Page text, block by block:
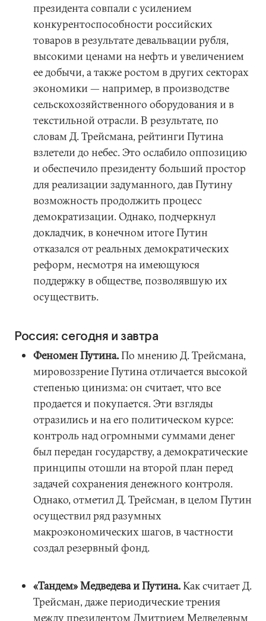
президента совпали с усилением
конкурентоспособности российских
товаров в результате девальвации рубля,
высокими ценами на нефть и увеличением
ее добычи, а также ростом в других секторах
экономики — например, в производстве
сельскохозяйственного оборудования и в
текстильной отрасли. В результате, по
словам Д. Трейсмана, рейтинги Путина
взлетели до небес. Это ослабило оппозицию
и обеспечило президенту больший простор
для реализации задуманного, дав Путину
возможность продолжить процесс
демократизации. Однако, подчеркнул
докладчик, в конечном итоге Путин
отказался от реальных демократических
реформ, несмотря на имеющуюся
поддержку в обществе, позволявшую их
осуществить.
Россия: сегодня и завтра
Феномен Путина.По мнению Д. Трейсмана,
мировоззрение Путина отличается высокой
степенью цинизма: он считает, что все
продается и покупается. Эти взгляды
отразились и на его политическом курсе:
контроль над огромными суммами денег
был передан государству, а демократические
принципы отошли на второй план перед
задачей сохранения денежного контроля.
Однако, отметил Д. Трейсман, в целом Путин
осуществил ряд разумных
макроэкономических шагов, в частности
создал резервный фонд.
«Тандем» Медведева и Путина.Как считает Д.
Трейсман, даже периодические трения
между президентом Дмитрием Медведевым